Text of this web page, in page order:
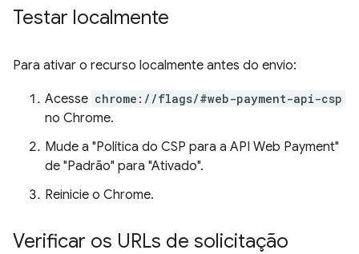
Testar localmente
Para ativar o recurso localmente antes do envio:
Acesse chrome://flags/#web-payment-api-csp
no Chrome.
Mude a "Política do CSP para a API Web Payment"
de "Padrão" para "Ativado".
Reinicie o Chrome.
Verificar os URLs de solicitação